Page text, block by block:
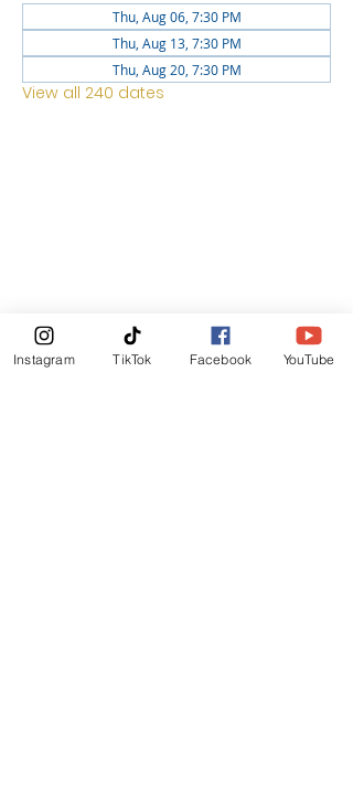
Thu, Aug 06, 7:30 PM
Thu, Aug 13, 7:30 PM
Thu, Aug 20, 7:30 PM
View all 240 dates
News Letter
Instagram TikTok Facebook YouTube